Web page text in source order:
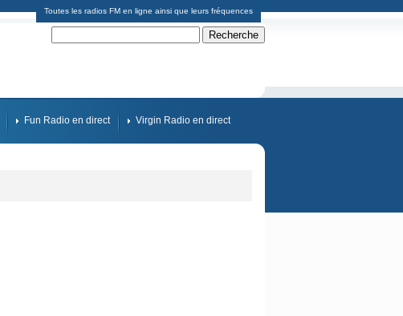
Toutes les radios FM en ligne ainsi que leurs fréquences
Fun Radio en direct Virgin Radio en direct